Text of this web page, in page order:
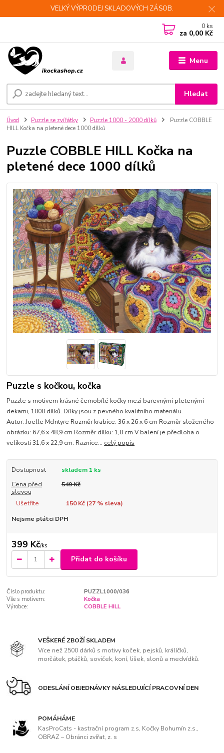
VELKÝ VÝPRODEJ SKLADOVÝCH ZÁSOB.
Menu
Hledat
0 ks
za 0,00 Kč
Úvod Puzzle se zvířátky Puzzle 1000 - 2000 dílků
Puzzle COBBLE
HILL Kočka na pletené dece 1000 dílků
Puzzle COBBLE HILL Kočka na
pletené dece 1000 dílků
Puzzle s kočkou, kočka
Puzzle s motivem krásné černobílé kočky mezi barevnými pletenými
dekami, 1000 dílků. Dílky jsou z pevného kvalitního materiálu.
Autor: Joelle McIntyre Rozměr krabice: 36 x 26 x 6 cm Rozměr složeného
obrázku: 67,6 x 48,9 cm Rozměr dílku: 1,8 cm V balení je předloha o
velikosti 31,6 x 22,9 cm. Raznice... celý popis
Dostupnost
skladem 1 ks
Cena před
slevou
549 Kč
Ušetříte 150 Kč (27% sleva)
Nejsme plátci DPH
399 Kč/ks
Přidat do košíku
Číslo produktu:
PUZZL1000/036
Vše s motivem:
Kočka
Výrobce:
COBBLE HILL
VEŠKERÉ ZBOŽÍ SKLADEM
Více než 2500 dárků s motivy koček, pejsků, králíčků,
morčátek, ptáčků, soviček, koní, lišek, slonů a medvídků.
ODESLÁNÍ OBJEDNÁVKY NÁSLEDUJÍCÍ PRACOVNÍ DEN
POMÁHÁME
KasProCats - kastrační program z.s, Kočky Bohumín z.s.,
OBRAZ – Obránci zvířat, z. s